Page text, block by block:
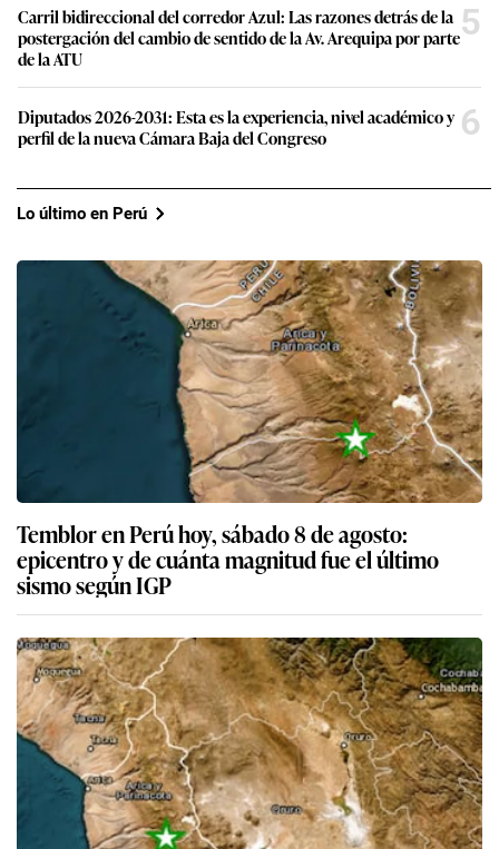
Carril bidireccional del corredor Azul: Las razones detrás de la
postergación del cambio de sentido de la Av. Arequipa por parte
de la ATU
5
Diputados 2026-2031: Esta es la experiencia, nivel académico y
perfil de la nueva Cámara Baja del Congreso
6
Lo último en Perú
Temblor en Perú hoy, sábado 8 de agosto:
epicentro y de cuánta magnitud fue el último
sismo según IGP